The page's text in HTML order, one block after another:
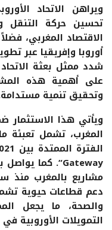
ويراهن الاتحاد
تحسين حركة التنقل
الاقتصاد المغربي،
أوروبا وإفريقيا عبر
شدد ممثل بعثة
على أهمية هذه
وتحقيق تنمية
ويأتي هذا الاستثمار
المغرب، تشمل تعبئة
الفترة الممتدة بين 2021 و2027 في إطار مبادرة “
Gateway“. كما يواصل
مشاريع بالمغرب منذ سنة 1979
دعم قطاعات حيوية
والصحة، ما يجعل
التمويلات الأوروبية